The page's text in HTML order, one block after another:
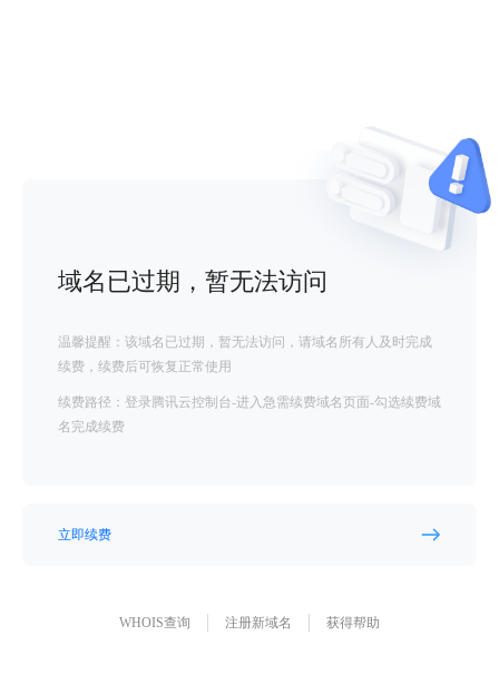
域名已过期，暂无法访问
温馨提醒：该域名已过期，暂无法访问，请域名所有人及时完成
续费，续费后可恢复正常使用
续费路径：登录腾讯云控制台-进入急需续费域名页面-勾选续费域
名完成续费
立即续费
WHOIS查询 注册新域名 获得帮助